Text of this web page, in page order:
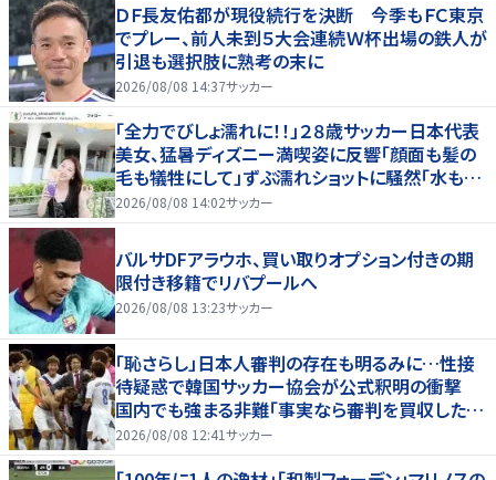
ＤＦ長友佑都が現役続行を決断 今季もＦＣ東京
でプレー、前人未到５大会連続Ｗ杯出場の鉄人が
引退も選択肢に熟考の末に
2026/08/08 14:37サッカー
「全力でびしょ濡れに！！」２８歳サッカー日本代表
美女、猛暑ディズニー満喫姿に反響「顔面も髪の
毛も犠牲にして」ずぶ濡れショットに騒然「水も滴
る」「女優さんかと」
2026/08/08 14:02サッカー
バルサDFアラウホ、買い取りオプション付きの期
限付き移籍でリバプールへ
2026/08/08 13:23サッカー
「恥さらし」日本人審判の存在も明るみに…性接
待疑惑で韓国サッカー協会が公式釈明の衝撃
国内でも強まる非難「事実なら審判を買収したこ
とになる」
2026/08/08 12:41サッカー